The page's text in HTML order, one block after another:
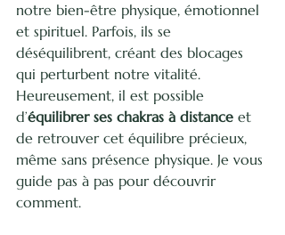
notre bien-être physique, émotionnel
et spirituel. Parfois, ils se
déséquilibrent, créant des blocages
qui perturbent notre vitalité.
Heureusement, il est possible
d’équilibrer ses chakras à distance et
de retrouver cet équilibre précieux,
même sans présence physique. Je vous
guide pas à pas pour découvrir
comment.